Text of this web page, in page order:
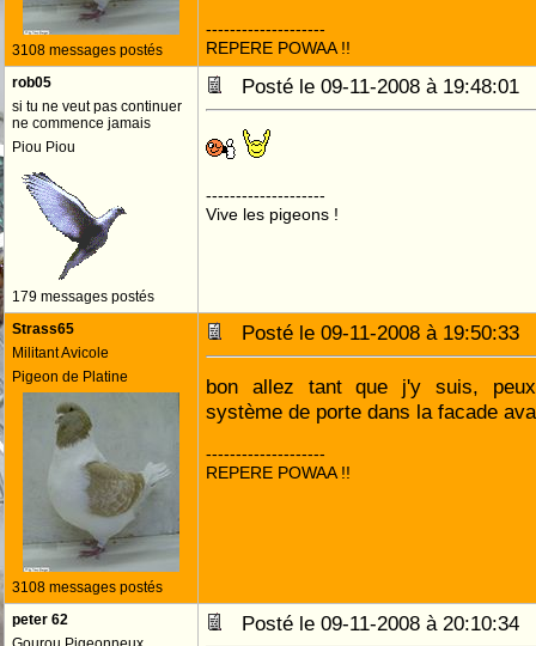
3108 messages postés
--------------------
REPERE POWAA !!
rob05
si tu ne veut pas continuer
ne commence jamais
Piou Piou
179 messages postés
Posté le 09-11-2008 à 19:48:01
--------------------
Vive les pigeons !
Strass65
Militant Avicole
Pigeon de Platine
3108 messages postés
Posté le 09-11-2008 à 19:50:33
bon allez tant que j'y suis,
système de porte dans la facade
--------------------
REPERE POWAA !!
peter 62
Posté le 09-11-2008 à 20:10:34